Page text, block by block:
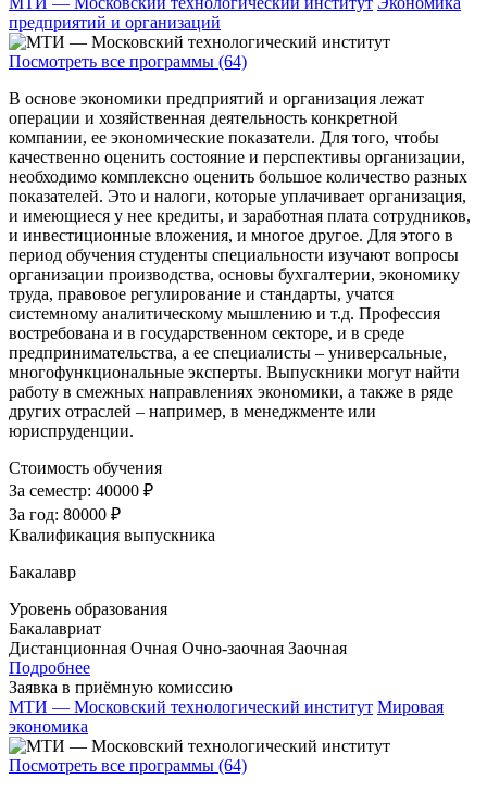
предприятий и организаций
Посмотреть все программы (64)
В основе экономики предприятий и организация лежат
операции и хозяйственная деятельность конкретной
компании, ее экономические показатели. Для того, чтобы
качественно оценить состояние и перспективы организации,
необходимо комплексно оценить большое количество разных
показателей. Это и налоги, которые уплачивает организация,
и имеющиеся у нее кредиты, и заработная плата сотрудников,
и инвестиционные вложения, и многое другое. Для этого в
период обучения студенты специальности изучают вопросы
организации производства, основы бухгалтерии, экономику
труда, правовое регулирование и стандарты, учатся
системному аналитическому мышлению и т.д. Профессия
востребована и в государственном секторе, и в среде
предпринимательства, а ее специалисты – универсальные,
многофункциональные эксперты. Выпускники могут найти
работу в смежных направлениях экономики, а также в ряде
других отраслей – например, в менеджменте или
юриспруденции.
Стоимость обучения
За семестр: 40000 ₽
За год: 80000 ₽
Квалификация выпускника
Бакалавр
Уровень образования
Бакалавриат
Дистанционная Очная Очно-заочная Заочная
Подробнее
Заявка в приёмную комиссию
МТИ — Московский технологический институт Мировая
экономика
Посмотреть все программы (64)